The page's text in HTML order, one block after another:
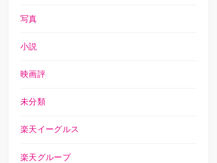
写真
小説
映画評
未分類
楽天イーグルス
楽天グループ